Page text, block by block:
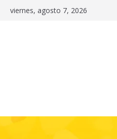
viernes, agosto 7, 2026